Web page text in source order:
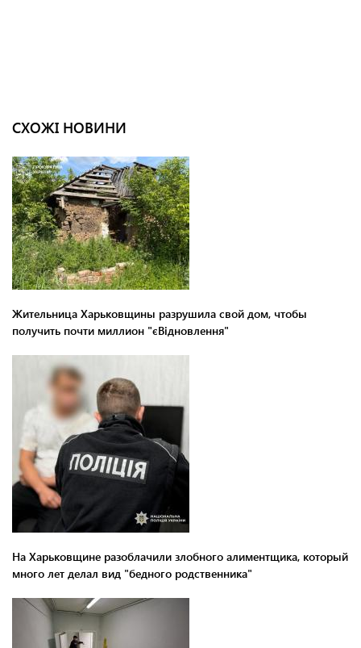
СХОЖІ НОВИНИ
Жительница Харьковщины разрушила свой дом, чтобы
получить почти миллион "єВідновлення"
На Харьковщине разоблачили злобного алиментщика, который
много лет делал вид "бедного родственника"